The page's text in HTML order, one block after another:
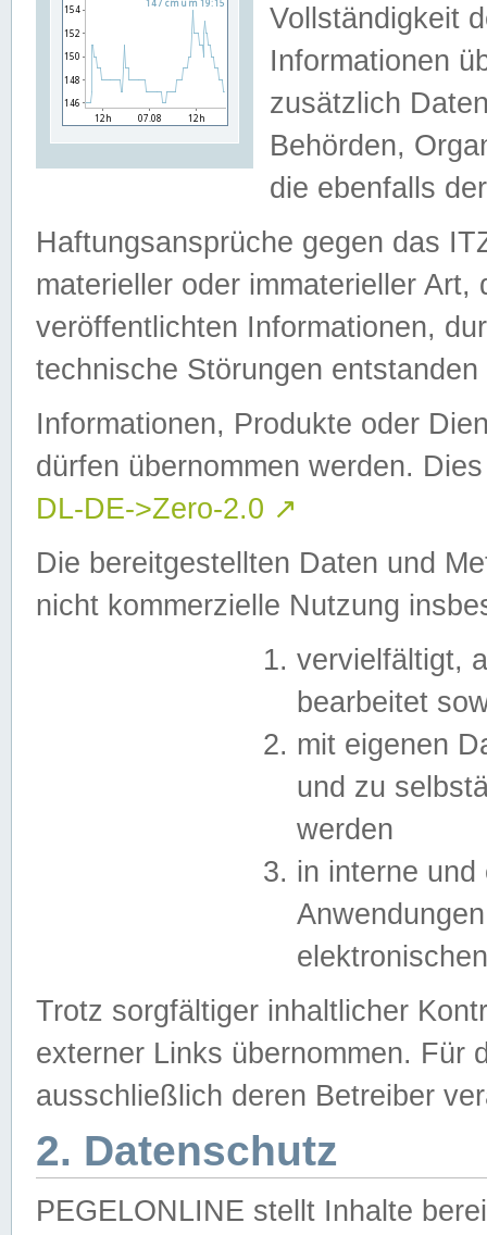
Vollständigkeit
Informationen
zusätzlich
Behörden,
die ebenfalls
Haftungsansprüche gegen das
materieller oder immaterieller
veröffentlichten Informationen,
technische Störungen
Informationen, Produkte oder
dürfen übernommen werden.
DL-DE->Zero-2.0 ↗
Die bereitgestellten Daten und
nicht kommerzielle Nutzung
vervielfältigt,
bearbeitet
mit eigenen
und zu
werden
in interne
Trotz sorgfältiger inhaltlicher
externer Links übernommen. Für
ausschließlich deren Betreiber
2. Datenschutz
PEGELONLINE stellt Inhalte